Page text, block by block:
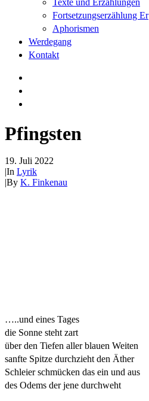
Texte und Erzählungen
Fortsetzungserzählung Er
Aphorismen
Werdegang
Kontakt
Pfingsten
19. Juli 2022
|In Lyrik
|By K. Finkenau
…..und eines Tages
die Sonne steht zart
über den Tiefen aller blauen Weiten
sanfte Spitze durchzieht den Äther
Schleier schmücken das ein und aus
des Odems der jene durchweht